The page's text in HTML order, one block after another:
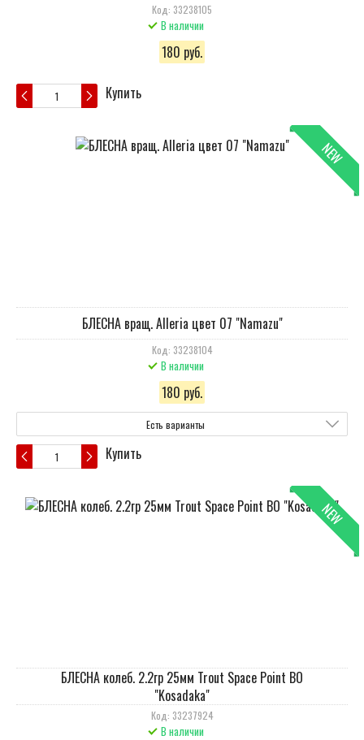
Код: 33238105
В наличии
180 руб.
Купить
NEW
БЛЕСНА вращ. Alleria цвет 07 "Namazu"
Код: 33238104
В наличии
180 руб.
Есть варианты
Купить
NEW
БЛЕСНА колеб. 2.2гр 25мм Trout Space Point BO
"Kosadaka"
Код: 33237924
В наличии